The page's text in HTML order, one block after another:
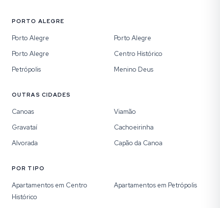
PORTO ALEGRE
Porto Alegre
Porto Alegre
Porto Alegre
Centro Histórico
Petrópolis
Menino Deus
OUTRAS CIDADES
Canoas
Viamão
Gravataí
Cachoeirinha
Alvorada
Capão da Canoa
POR TIPO
Apartamentos em Centro
Histórico
Apartamentos em Petrópolis